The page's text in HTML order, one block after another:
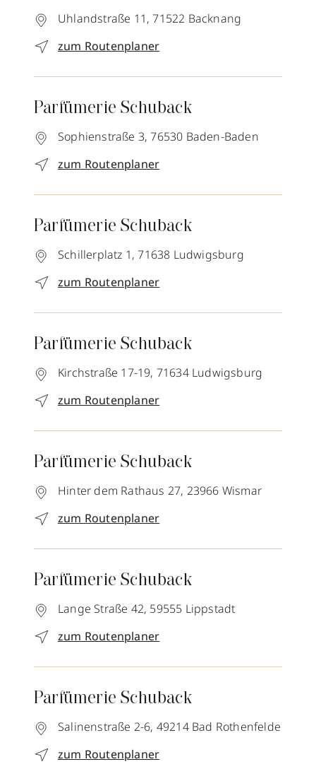
Uhlandstraße 11, 71522 Backnang
zum Routenplaner
Parfümerie Schuback
Sophienstraße 3, 76530 Baden-Baden
zum Routenplaner
Parfümerie Schuback
Schillerplatz 1, 71638 Ludwigsburg
zum Routenplaner
Parfümerie Schuback
Kirchstraße 17-19, 71634 Ludwigsburg
zum Routenplaner
Parfümerie Schuback
Hinter dem Rathaus 27, 23966 Wismar
zum Routenplaner
Parfümerie Schuback
Lange Straße 42, 59555 Lippstadt
zum Routenplaner
Parfümerie Schuback
Salinenstraße 2-6, 49214 Bad Rothenfelde
zum Routenplaner